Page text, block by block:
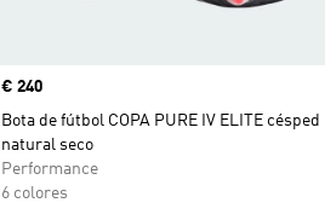
Precio
€ 240
Bota de fútbol COPA PURE IV ELITE césped
natural seco
Performance
6 colores